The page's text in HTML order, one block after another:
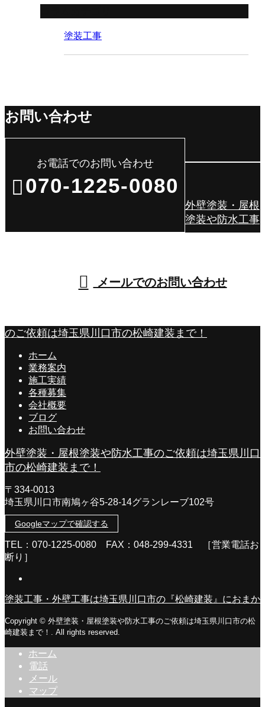
塗装工事
お問い合わせ
お電話でのお問い合わせ
070-1225-0080
メールでのお問い合わせ
外壁塗装・屋根
塗装や防水工事
のご依頼は埼玉県川口市の松崎建装まで！
ホーム
業務案内
施工実績
各種募集
会社概要
ブログ
お問い合わせ
外壁塗装・屋根塗装や防水工事のご依頼は埼玉県川口
市の松崎建装まで！
〒334-0013
埼玉県川口市南鳩ヶ谷5-28-14グランレーブ102号
Googleマップで確認する
TEL：070-1225-0080 FAX：048-299-4331 ［営業電話お
断り］
塗装工事・外壁工事は埼玉県川口市の『松崎建装』におまか
Copyright © 外壁塗装・屋根塗装や防水工事のご依頼は埼玉県川口市の松
崎建装まで！. All rights reserved.
ホーム
電話
メール
マップ